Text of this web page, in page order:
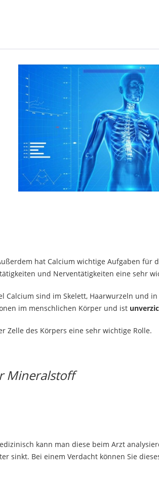
hat Calcium wichtige Aufgaben für
und Nerventätigkeiten eine sehr
Calcium sind im Skelett, Haarwurzeln und
im menschlichen Körper und ist
Zelle des Körpers eine sehr wichtige Rolle.
Mineralstoff
kann man diese beim Arzt
sinkt. Bei einem Verdacht können Sie